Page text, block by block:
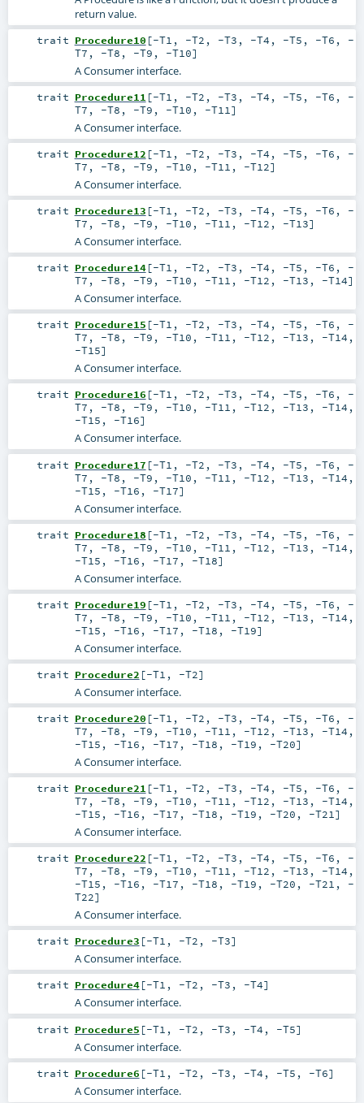
return value.
trait Procedure10 [-T1 , -T2 , -T3 , -T4 , -T5 , -T6 , -
T7 , -T8 , -T9 , -T10]
A Consumer interface.
trait Procedure11 [-T1 , -T2 , -T3 , -T4 , -T5 , -T6 , -
T7 , -T8 , -T9 , -T10 , -T11 ]
A Consumer interface.
trait Procedure12 [-T1 , -T2 , -T3 , -T4 , -T5 , -T6 , -
T7 , -T8 , -T9 , -T10 , -T11 , -T12]
A Consumer interface.
trait Procedure13 [-T1 , -T2 , -T3 , -T4 , -T5 , -T6 , -
T7 , -T8 , -T9 , -T10 , -T11 , -T12 , -T13]
A Consumer interface.
trait Procedure14[-T1 , -T2 , -T3 , -T4 , -T5 , -T6 , -
T7 , -T8 , -T9 , -T10 , -T11 , -T12 , -T13 , -T14]
A Consumer interface.
trait Procedure15 [-T1 , -T2 , -T3 , -T4 , -T5 , -T6 , -
T7 , -T8 , -T9 , -T10 , -T11 , -T12 , -T13 , -T14 ,
-T15]
A Consumer interface.
trait Procedure16 [-T1 , -T2 , -T3 , -T4 , -T5 , -T6 , -
T7 , -T8 , -T9 , -T10 , -T11 , -T12 , -T13 , -T14 ,
-T15 , -T16]
A Consumer interface.
trait Procedure17 [-T1 , -T2 , -T3 , -T4 , -T5 , -T6 , -
T7 , -T8 , -T9 , -T10 , -T11 , -T12 , -T13 , -T14 ,
-T15 , -T16 , -T17]
A Consumer interface.
trait Procedure18 [-T1 , -T2 , -T3 , -T4 , -T5 , -T6 , -
T7 , -T8 , -T9 , -T10 , -T11 , -T12 , -T13 , -T14 ,
-T15 , -T16 , -T17 , -T18]
A Consumer interface.
trait Procedure19 [-T1 , -T2 , -T3 , -T4 , -T5 , -T6 , -
T7 , -T8 , -T9 , -T10 , -T11 , -T12 , -T13 , -T14 ,
-T15 , -T16 , -T17 , -T18 , -T19]
A Consumer interface.
trait Procedure2 [-T1 , -T2]
A Consumer interface.
trait Procedure20 [-T1 , -T2 , -T3 , -T4 , -T5 , -T6 , -
T7 , -T8 , -T9 , -T10 , -T11 , -T12 , -T13 , -T14 ,
-T15 , -T16 , -T17 , -T18 , -T19 , -T20]
A Consumer interface.
trait Procedure21 [-T1 , -T2 , -T3 , -T4 , -T5 , -T6 , -
T7 , -T8 , -T9 , -T10 , -T11 , -T12 , -T13 , -T14 ,
-T15 , -T16 , -T17 , -T18 , -T19 , -T20 , -T21 ]
A Consumer interface.
trait Procedure22 [-T1 , -T2 , -T3 , -T4 , -T5 , -T6 , -
T7 , -T8 , -T9 , -T10 , -T11 , -T12 , -T13 , -T14 ,
-T15 , -T16 , -T17 , -T18 , -T19 , -T20 , -T21 , -
T22]
A Consumer interface.
trait Procedure3 [-T1 , -T2 , -T3]
A Consumer interface.
trait Procedure4[-T1 , -T2 , -T3 , -T4]
A Consumer interface.
trait Procedure5 [-T1 , -T2 , -T3 , -T4 , -T5]
A Consumer interface.
trait Procedure6 [-T1 , -T2 , -T3 , -T4 , -T5 , -T6]
A Consumer interface.